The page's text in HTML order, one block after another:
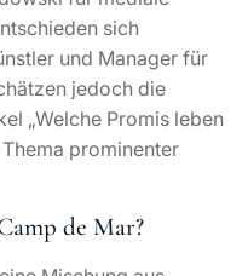
Bedingungen für
Orte wie
Strand zu
lokale